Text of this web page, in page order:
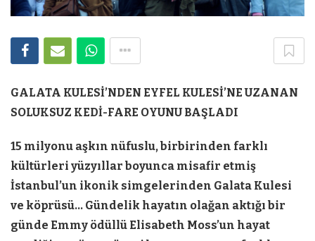
GALATA KULESİ’NDEN EYFEL KULESİ’NE UZANAN
SOLUKSUZ KEDİ-FARE OYUNU BAŞLADI
15 milyonu aşkın nüfuslu, birbirinden farklı
kültürleri yüzyıllar boyunca misafir etmiş
İstanbul’un ikonik simgelerinden Galata Kulesi
ve köprüsü… Gündelik hayatın olağan aktığı bir
günde Emmy ödüllü Elisabeth Moss’un hayat